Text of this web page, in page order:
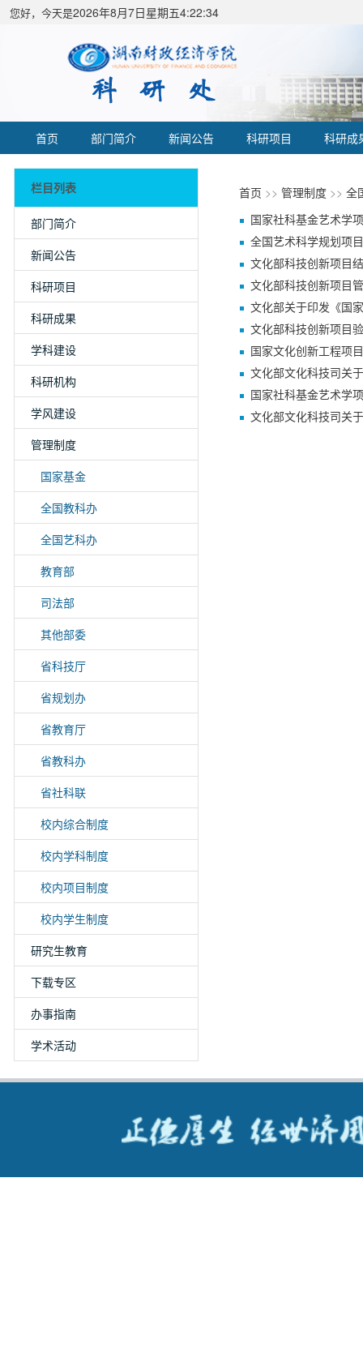
您好，今天是2026年8月7日星期五4:22:34
首页 部门简介 新闻公告 科研项目 科研成
栏目列表
部门简介
新闻公告
科研项目
科研成果
学科建设
科研机构
学风建设
管理制度
国家基金
全国教科办
全国艺科办
教育部
司法部
其他部委
省科技厅
省规划办
省教育厅
省教科办
省社科联
校内综合制度
校内学科制度
校内项目制度
校内学生制度
研究生教育
下载专区
办事指南
学术活动
首页 >> 管理制度 >> 全
国家社科基金艺术学
全国艺术科学规划项
文化部科技创新项目
文化部科技创新项目
文化部关于印发《国
文化部科技创新项目
国家文化创新工程项
文化部文化科技司关
国家社科基金艺术学
文化部文化科技司关